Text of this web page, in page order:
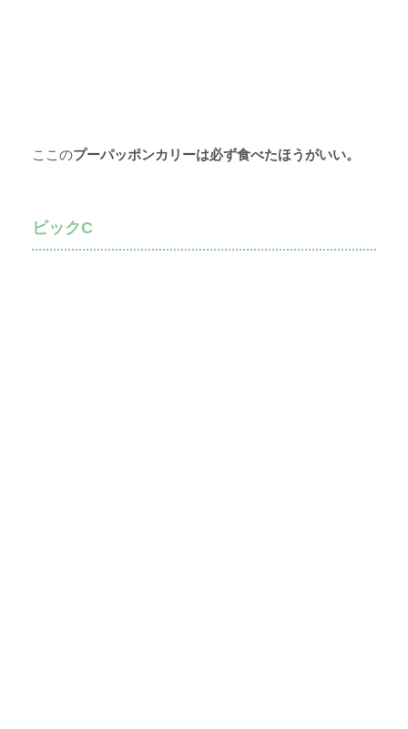
ここのプーパッポンカリーは必ず食べたほうがいい。
ビックC